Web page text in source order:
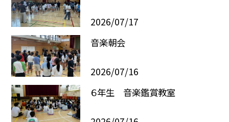
2026/07/17
音楽朝会
2026/07/16
６年生 音楽鑑賞教室